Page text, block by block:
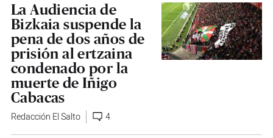
La Audiencia de
Bizkaia suspende la
pena de dos años de
prisión al ertzaina
condenado por la
muerte de Iñigo
Cabacas
Redacción El Salto 4